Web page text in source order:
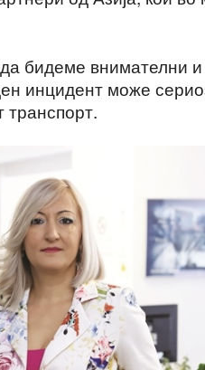
бидеме внимателни
инцидент може
транспорт.